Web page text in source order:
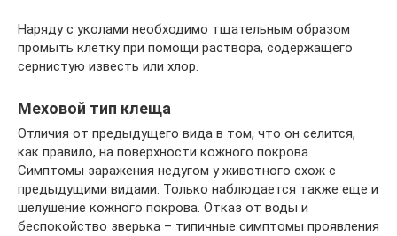
Наряду с уколами необходимо тщательным образом
промыть клетку при помощи раствора, содержащего
сернистую известь или хлор.
Меховой тип клеща
Отличия от предыдущего вида в том, что он селится,
как правило, на поверхности кожного покрова.
Симптомы заражения недугом у животного схож с
предыдущими видами. Только наблюдается также еще и
шелушение кожного покрова. Отказ от воды и
беспокойство зверька – типичные симптомы проявления